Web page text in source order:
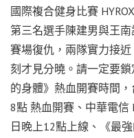
國際複合健身比賽
第三名選手陳建男與王
賽場復仇，兩隊實力接
刻才見分曉。請一定要
的身體》熱血開賽時間
8點 熱血開賽、中華電信
日晚上12點上線、《最